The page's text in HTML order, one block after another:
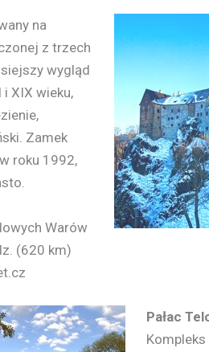
na
z trzech
wygląd
i XIX wieku,
Zamek
roku 1992,
Warów
(620 km)
Pałac